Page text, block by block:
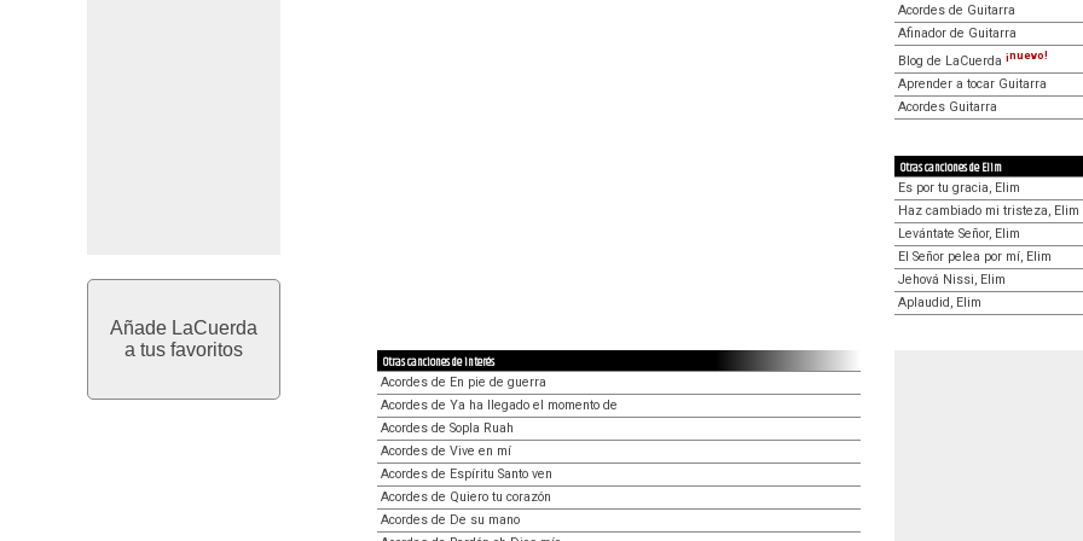
Añade LaCuerda
a tus favoritos
Acordes de Guitarra
Afinador de Guitarra
Blog de LaCuerda ¡nuevo!
Aprender a tocar Guitarra
Acordes Guitarra
Otras canciones de Elim
Es por tu gracia, Elim
Haz cambiado mi tristeza, Elim
Levántate Señor, Elim
El Señor pelea por mí, Elim
Jehová Nissi, Elim
Aplaudid, Elim
Otras canciones de interés
Acordes de En pie de guerra
Acordes de Ya ha llegado el momento de
Acordes de Sopla Ruah
Acordes de Vive en mí
Acordes de Espíritu Santo ven
Acordes de Quiero tu corazón
Acordes de De su mano